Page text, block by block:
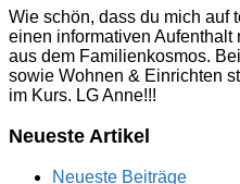
Wie schön, dass du mich auf
einen informativen
aus dem Familienkosmos.
sowie Wohnen & Einrichten
im Kurs. LG Anne!!!
Neueste Artikel
Neueste Beiträge